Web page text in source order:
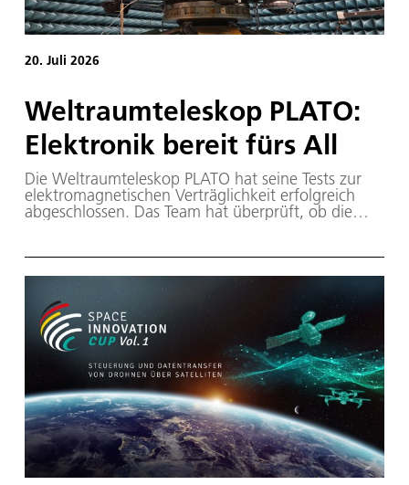
20. Juli 2026
Weltraumteleskop PLATO:
Elektronik bereit fürs All
Die Weltraumteleskop PLATO hat seine Tests zur
elektromagnetischen Verträglichkeit erfolgreich
abgeschlossen. Das Team hat überprüft, ob die
zusammenarbeiten. Das DLR ist an der ESA-Mission
maßgeblich beteiligt. Die Tests fanden im Maxwell-
Testlabor des Weltraumforschungs- und
Technologiezentrums ESTEC der ESA im
niederländischen Noordwijk statt.